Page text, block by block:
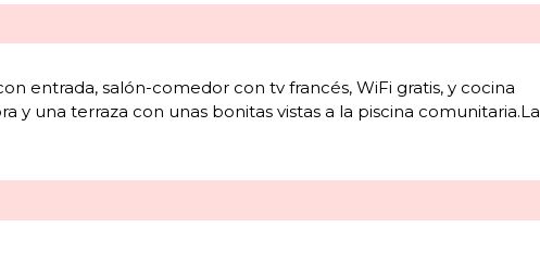
entrada, salón-comedor con tv francés, WiFi gratis, y cocina
y una terraza con unas bonitas vistas a la piscina comunitaria.La